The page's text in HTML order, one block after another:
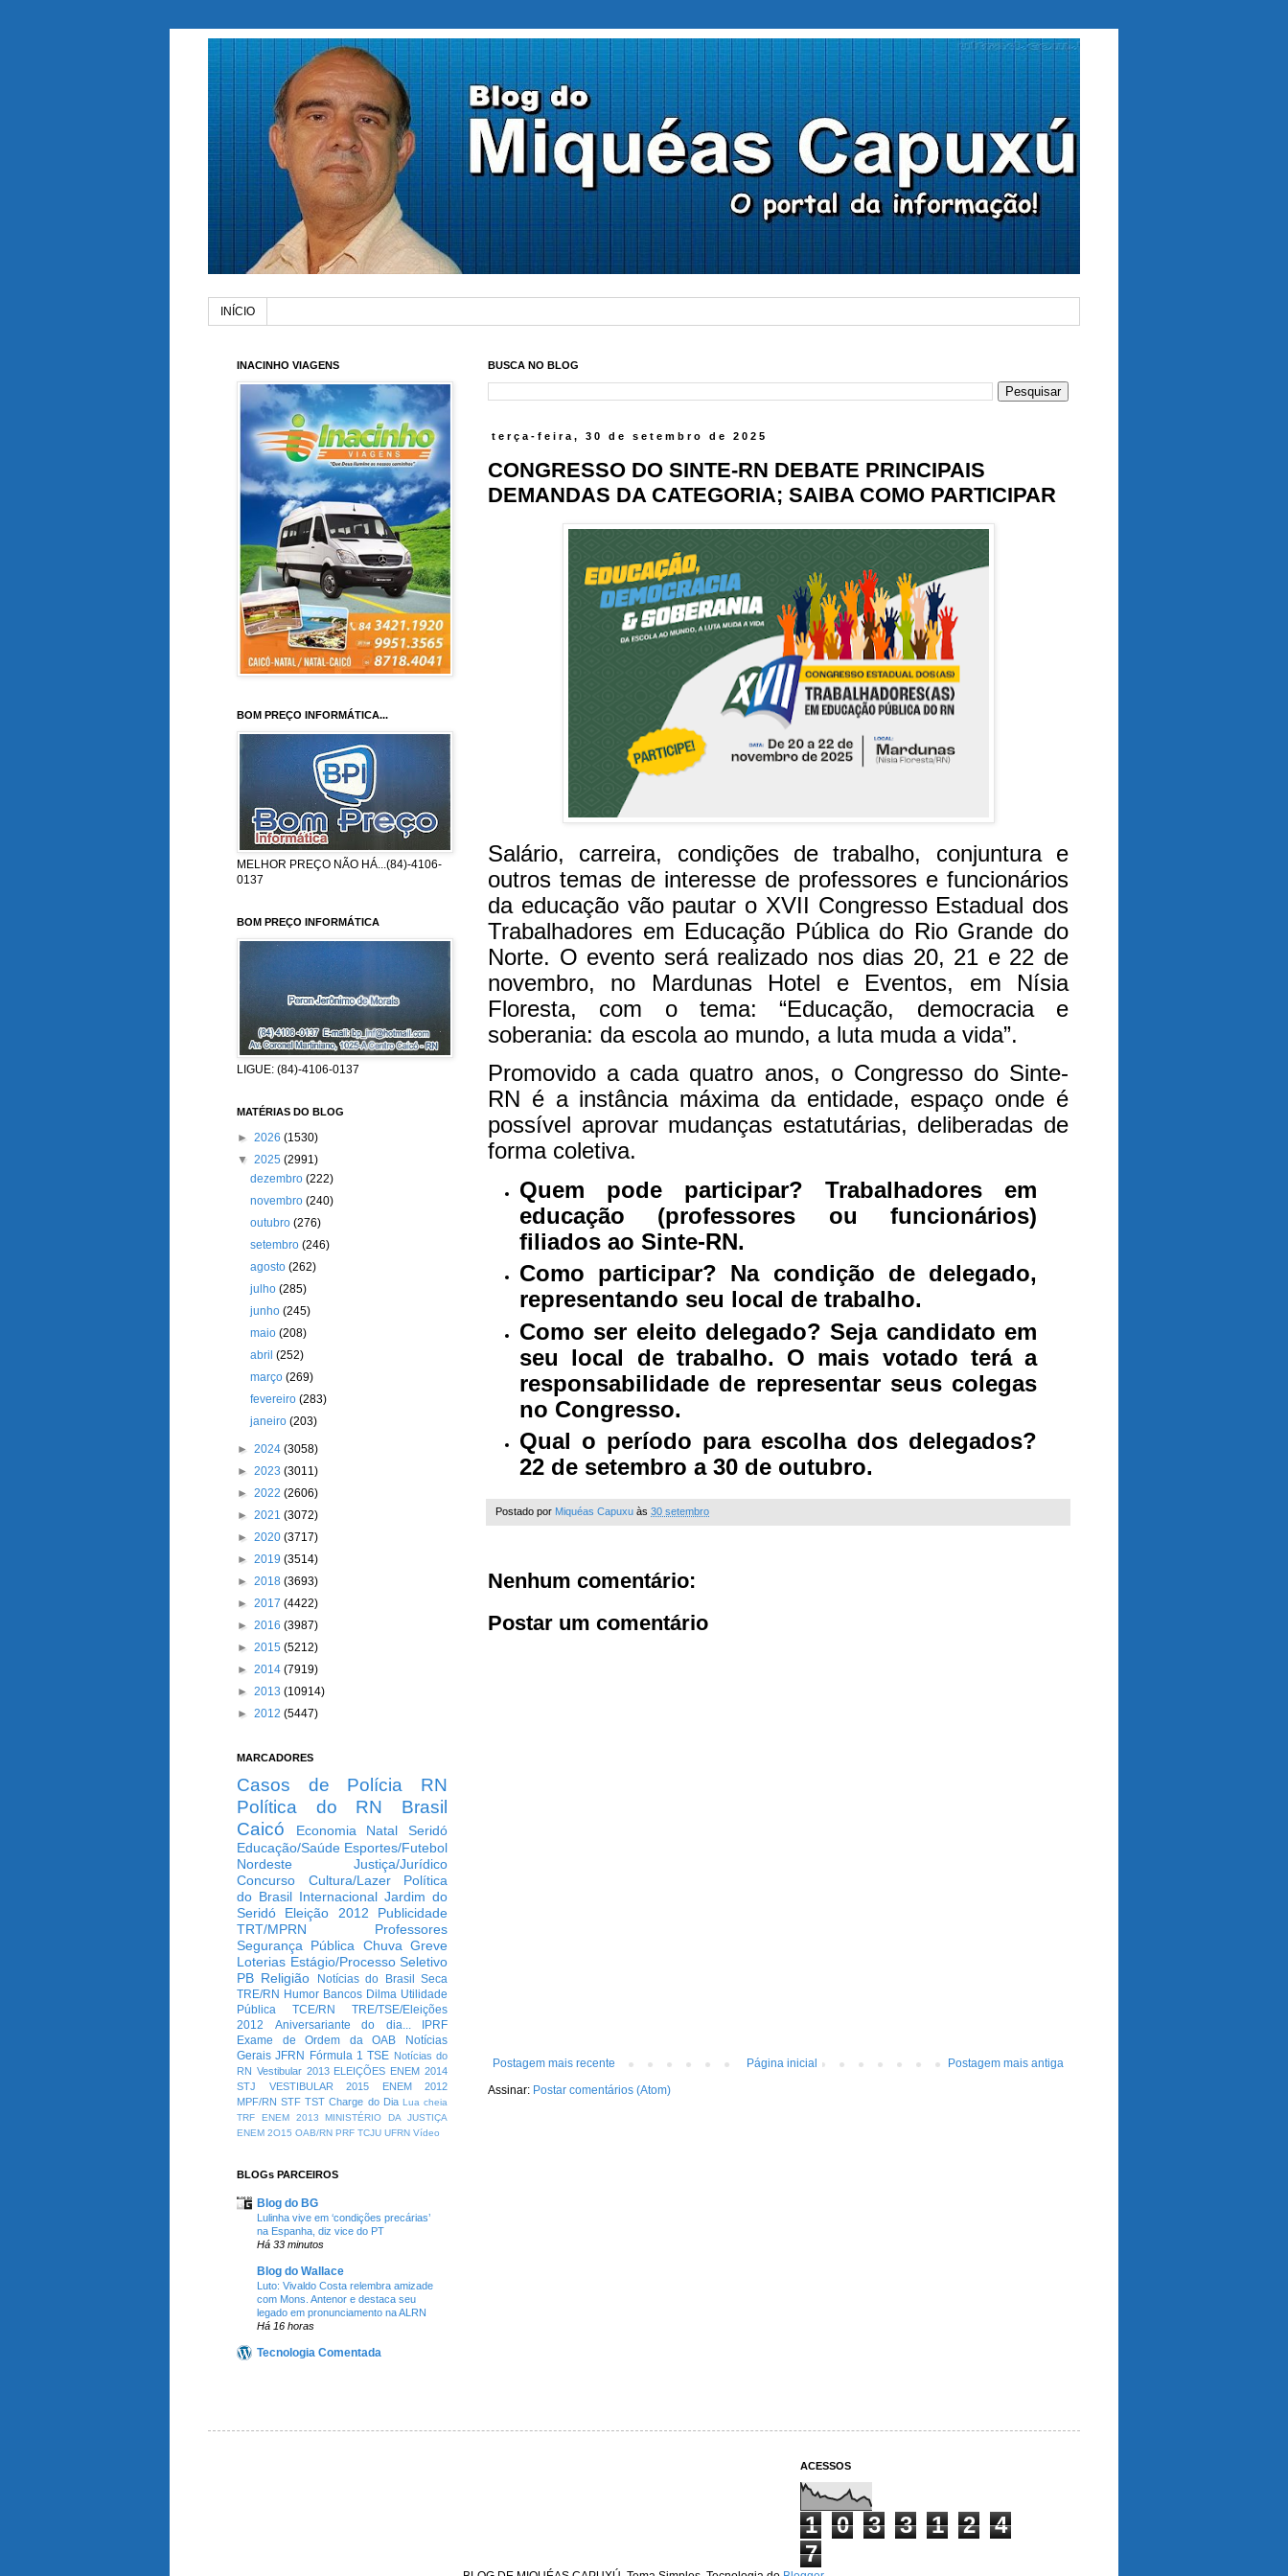
INÍCIO
BUSCA NO BLOG
terça-feira, 30 de setembro de 2025
CONGRESSO DO SINTE-RN DEBATE PRINCIPAIS
DEMANDAS DA CATEGORIA; SAIBA COMO PARTICIPAR
Salário, carreira, condições de trabalho, conjuntura e
outros temas de interesse de professores e funcionários
da educação vão pautar o XVII Congresso Estadual dos
Trabalhadores em Educação Pública do Rio Grande do
Norte. O evento será realizado nos dias 20, 21 e 22 de
novembro, no Mardunas Hotel e Eventos, em Nísia
Floresta, com o tema: “Educação, democracia e
soberania: da escola ao mundo, a luta muda a vida”.
Promovido a cada quatro anos, o Congresso do Sinte-
RN é a instância máxima da entidade, espaço onde é
possível aprovar mudanças estatutárias, deliberadas de
forma coletiva.
Quem pode participar? Trabalhadores em
educação (professores ou funcionários)
filiados ao Sinte-RN.
Como participar? Na condição de delegado,
representando seu local de trabalho.
Como ser eleito delegado? Seja candidato em
seu local de trabalho. O mais votado terá a
responsabilidade de representar seus colegas
no Congresso.
Qual o período para escolha dos delegados?
22 de setembro a 30 de outubro.
Postado por Miquéas Capuxu às 30 setembro
Nenhum comentário:
Postar um comentário
Postagem mais recente Postagem mais antiga
Página inicial
Assinar: Postar comentários (Atom)
INACINHO VIAGENS
BOM PREÇO INFORMÁTICA...
MELHOR PREÇO NÃO HÁ...(84)-4106-
0137
BOM PREÇO INFORMÁTICA
LIGUE: (84)-4106-0137
MATÉRIAS DO BLOG
► 2026 (1530)
▼ 2025 (2991)
dezembro(222)
novembro(240)
outubro(276)
setembro(246)
agosto(262)
julho(285)
junho(245)
maio(208)
abril(252)
março(269)
fevereiro(283)
janeiro(203)
► 2024 (3058)
► 2023 (3011)
► 2022 (2606)
► 2021 (3072)
► 2020 (3717)
► 2019 (3514)
► 2018 (3693)
► 2017 (4422)
► 2016 (3987)
► 2015 (5212)
► 2014 (7919)
► 2013 (10914)
► 2012 (5447)
MARCADORES
Casos de Polícia
RN
Política do RN
Brasil
Caicó
Economia Natal
Seridó
Educação/Saúde Esportes/Futebol
Nordeste
Justiça/Jurídico
Concurso
Cultura/Lazer
Política
do Brasil Internacional Jardim do
Seridó
Eleição 2012
Publicidade
TRT/MPRN
Professores
Segurança Pública Chuva Greve
Loterias Estágio/Processo Seletivo
PB Religião Notícias do Brasil
Seca
TRE/RN Humor Bancos Dilma Utilidade
Pública
TCE/RN
TRE/TSE/Eleições
2012
Aniversariante do dia...
IPRF
Exame de Ordem da OAB
Notícias
Gerais JFRN Fórmula 1 TSE Notícias do
RN Vestibular 2013 ELEIÇÕES ENEM 2014
STJ
VESTIBULAR 2015
ENEM 2012
MPF/RN STF TST Charge do Dia Lua cheia
TRF
ENEM 2013
MINISTÉRIO DA JUSTIÇA
ENEM 2O15 OAB/RN PRF TCJU UFRN Vídeo
BLOGs PARCEIROS
Blog do BG
Lulinha vive em ‘condições precárias’
na Espanha, diz vice do PT
Há 33 minutos
Blog do Wallace
Luto: Vivaldo Costa relembra amizade
com Mons. Antenor e destaca seu
legado em pronunciamento na ALRN
Há 16 horas
Tecnologia Comentada
ACESSOS
1 0 3 3 1 2
4
7